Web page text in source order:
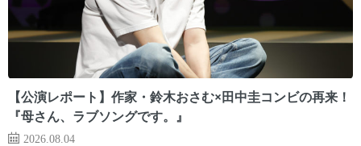
【公演レポート】作家・鈴木おさむ×田中圭コンビの再来！
『母さん、ラブソングです。』
2026.08.04